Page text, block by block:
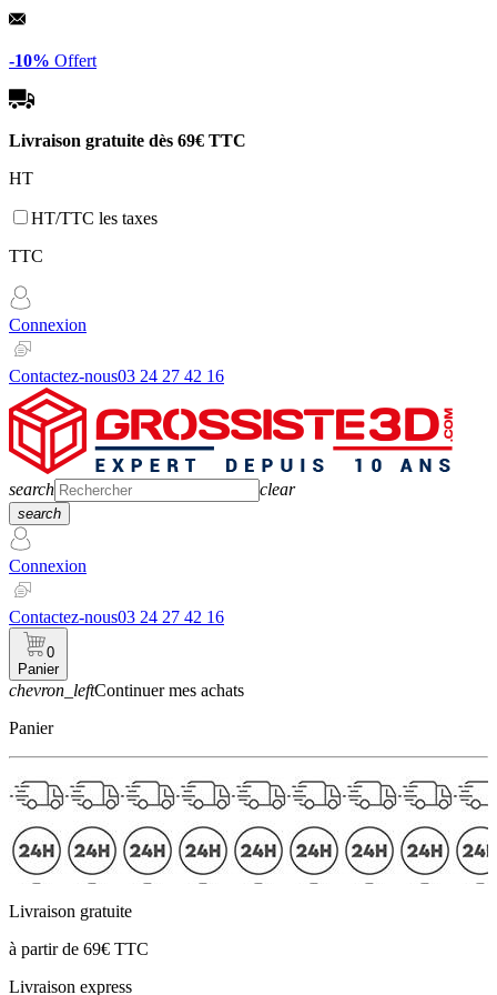
Panneau de gestion des cookies
-10% Offert
Livraison gratuite dès 69€ TTC
HT
HT/TTC les taxes
TTC
Connexion
Contactez-nous03 24 27 42 16
search clear
search
Connexion
Contactez-nous03 24 27 42 16
0
Panier
chevron_leftContinuer mes achats
Panier
Livraison gratuite
à partir de 69€ TTC
Livraison express